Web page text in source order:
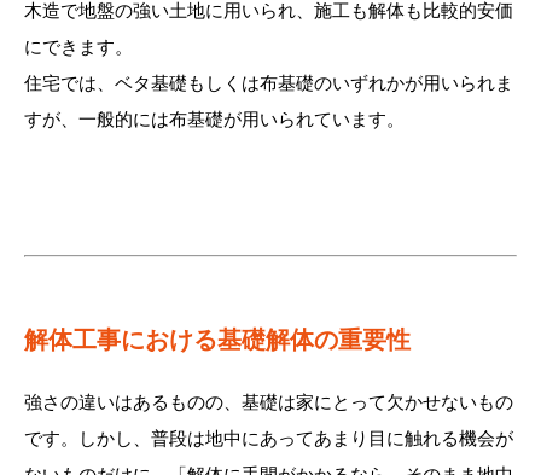
木造で地盤の強い土地に用いられ、施工も解体も比較的安価
にできます。
住宅では、ベタ基礎もしくは布基礎のいずれかが用いられま
すが、一般的には布基礎が用いられています。
解体工事における基礎解体の重要性
強さの違いはあるものの、基礎は家にとって欠かせないもの
です。しかし、普段は地中にあってあまり目に触れる機会が